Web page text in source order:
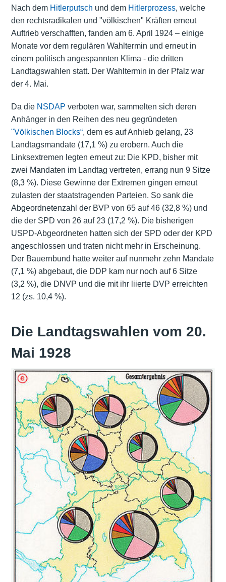
Nach dem Hitlerputsch und dem Hitlerprozess, welche
den rechtsradikalen und "völkischen" Kräften erneut
Auftrieb verschafften, fanden am 6. April 1924 – einige
Monate vor dem regulären Wahltermin und erneut in
einem politisch angespannten Klima - die dritten
Landtagswahlen statt. Der Wahltermin in der Pfalz war
der 4. Mai.
Da die NSDAP verboten war, sammelten sich deren
Anhänger in den Reihen des neu gegründeten
"Völkischen Blocks“, dem es auf Anhieb gelang, 23
Landtagsmandate (17,1 %) zu erobern. Auch die
Linksextremen legten erneut zu: Die KPD, bisher mit
zwei Mandaten im Landtag vertreten, errang nun 9 Sitze
(8,3 %). Diese Gewinne der Extremen gingen erneut
zulasten der staatstragenden Parteien. So sank die
Abgeordnetenzahl der BVP von 65 auf 46 (32,8 %) und
die der SPD von 26 auf 23 (17,2 %). Die bisherigen
USPD-Abgeordneten hatten sich der SPD oder der KPD
angeschlossen und traten nicht mehr in Erscheinung.
Der Bauernbund hatte weiter auf nunmehr zehn Mandate
(7,1 %) abgebaut, die DDP kam nur noch auf 6 Sitze
(3,2 %), die DNVP und die mit ihr liierte DVP erreichten
12 (zs. 10,4 %).
Die Landtagswahlen vom 20.
Mai 1928